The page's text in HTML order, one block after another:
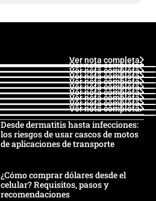
Ver nota completa
Ver nota completa
Ver nota completa
Ver nota completa
Ver nota completa
Ver nota completa
Ver nota completa
Ver nota completa
Ver nota completa
Ver nota completa
Desde dermatitis hasta infecciones:
los riesgos de usar cascos de motos
de aplicaciones de transporte
¿Cómo comprar dólares desde el
celular? Requisitos, pasos y
recomendaciones